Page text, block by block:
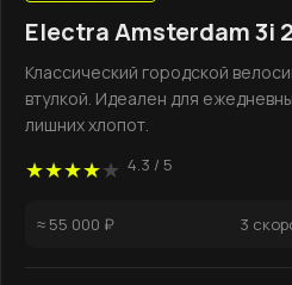
Electra Amsterdam 3i
Классический городской
втулкой. Идеален для
лишних хлопот.
★★★★★ 4.3 / 5
≈ 55 000 ₽ 3